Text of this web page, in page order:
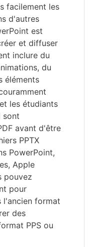
facilement les
d'autres
est
et diffuser
inclure du
du
éléments
les étudiants
sont
avant d'être
PPTX
PowerPoint,
Apple
pouvez
pour
l'ancien format
des
PPS ou